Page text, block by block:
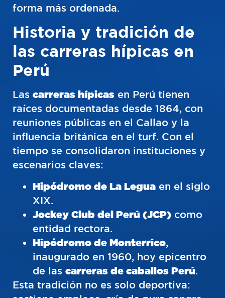
forma más ordenada.
Historia y tradición de
las carreras hípicas en
Perú
Las carreras hípicas en Perú tienen
raíces documentadas desde 1864, con
reuniones públicas en el Callao y la
influencia británica en el turf. Con el
tiempo se consolidaron instituciones y
escenarios claves:
Hipódromo de La Legua en el siglo
XIX.
Jockey Club del Perú (JCP) como
entidad rectora.
Hipódromo de Monterrico,
inaugurado en 1960, hoy epicentro
de las carreras de caballos Perú
Esta tradición no es solo deportiva: